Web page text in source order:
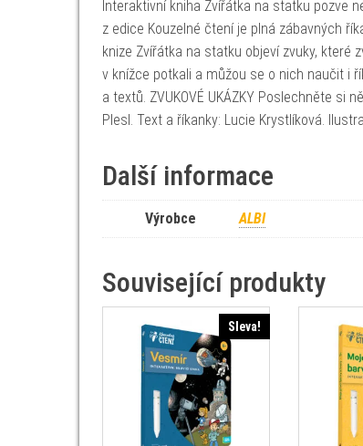
Interaktivní kniha Zvířátka na statku pozve
z edice Kouzelné čtení je plná zábavných
knize Zvířátka na statku objeví zvuky, které
v knížce potkali a můžou se o nich naučit i
a textů. ZVUKOVÉ UKÁZKY Poslechněte
Plesl. Text a říkanky: Lucie Krystlíková.
Další informace
Výrobce ALBI
Související produkty
Sleva!